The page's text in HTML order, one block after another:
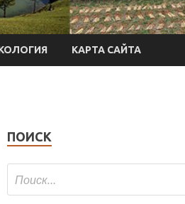
КАРТА САЙТА
ПОИСК